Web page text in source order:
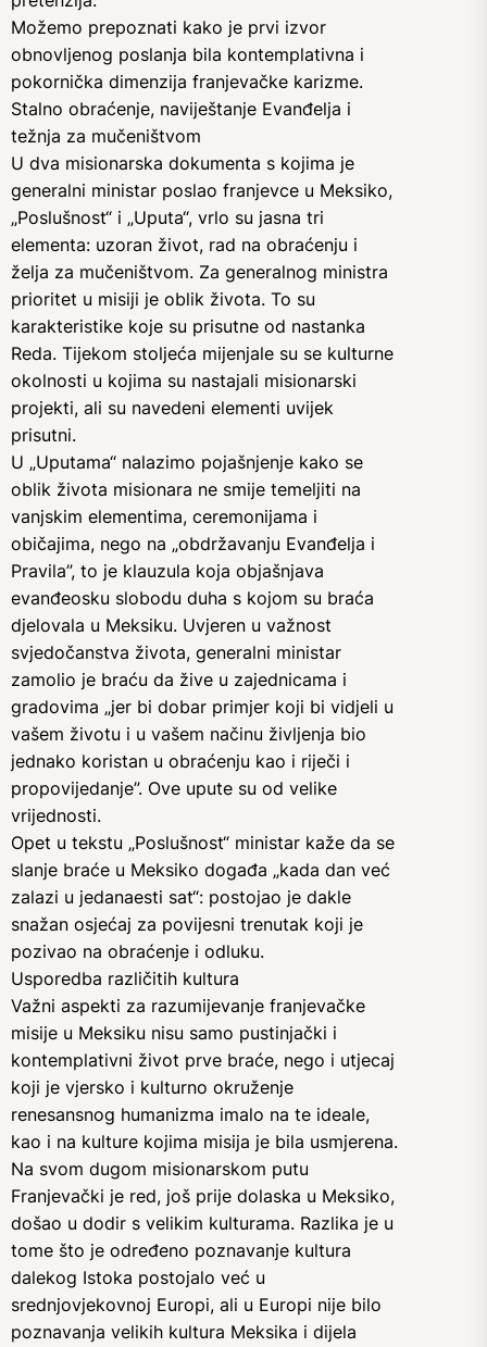
Možemo prepoznati kako je prvi izvor
obnovljenog poslanja bila kontemplativna i
pokornička dimenzija franjevačke karizme.
Stalno obraćenje, naviještanje Evanđelja i
težnja za mučeništvom
U dva misionarska dokumenta s kojima je
generalni ministar poslao franjevce u Meksiko,
„Poslušnost“ i „Uputa“, vrlo su jasna tri
elementa: uzoran život, rad na obraćenju i
želja za mučeništvom. Za generalnog ministra
prioritet u misiji je oblik života. To su
karakteristike koje su prisutne od nastanka
Reda. Tijekom stoljeća mijenjale su se kulturne
okolnosti u kojima su nastajali misionarski
projekti, ali su navedeni elementi uvijek
prisutni.
U „Uputama“ nalazimo pojašnjenje kako se
oblik života misionara ne smije temeljiti na
vanjskim elementima, ceremonijama i
običajima, nego na „obdržavanju Evanđelja i
Pravila”, to je klauzula koja objašnjava
evanđeosku slobodu duha s kojom su braća
djelovala u Meksiku. Uvjeren u važnost
svjedočanstva života, generalni ministar
zamolio je braću da žive u zajednicama i
gradovima „jer bi dobar primjer koji bi vidjeli u
vašem životu i u vašem načinu življenja bio
jednako koristan u obraćenju kao i riječi i
propovijedanje”. Ove upute su od velike
vrijednosti.
Opet u tekstu „Poslušnost“ ministar kaže da se
slanje braće u Meksiko događa „kada dan već
zalazi u jedanaesti sat“: postojao je dakle
snažan osjećaj za povijesni trenutak koji je
pozivao na obraćenje i odluku.
Usporedba različitih kultura
Važni aspekti za razumijevanje franjevačke
misije u Meksiku nisu samo pustinjački i
kontemplativni život prve braće, nego i utjecaj
koji je vjersko i kulturno okruženje
renesansnog humanizma imalo na te ideale,
kao i na kulture kojima misija je bila usmjerena.
Na svom dugom misionarskom putu
Franjevački je red, još prije dolaska u Meksiko,
došao u dodir s velikim kulturama. Razlika je u
tome što je određeno poznavanje kultura
dalekog Istoka postojalo već u
srednjovjekovnoj Europi, ali u Europi nije bilo
poznavanja velikih kultura Meksika i dijela